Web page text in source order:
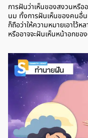
การฝันว่าเห็นของสงวนหรือ
นม ทั้งการฝันเห็นของคนอื่
ก็ถือว่าให้ความหมายเอาไว้
หรืออาจจะฝันเห็นหน้าอกขอ
ว่าการฝันเห็นหน้าอก ตามต
เห็นนม ฝันเห็นหน้าอก การ
ฝันแล้ว หมายถึง การได้โชค
เพศหญิง แต่ช่วงนี้ก็ต้องระวั
สังคมใหม่ เพราะอาจจะเจอ
หวังผลประโยชน์จากคุณ ส่ว
โสดอยู่ ยังไม่มีคู่หรือคนรู้ใจ
คน เลขเด็ด ฝันเห็นอกตัวเอ
เป็นข้างซ้ายหรือขวาก็ได้ ตา
เหตุการณ์หรือคำพูดจากคน